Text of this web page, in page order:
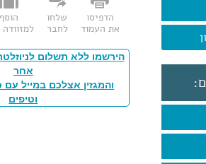
הדפיסו
את העמוד
שלחו
לחבר
הוסף
הירשמו ללא תשלום
אחר
והמגזין אצלכם במייל
וטיפים